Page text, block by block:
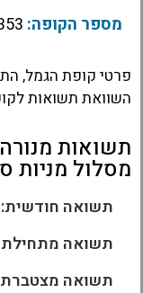
מספר הקופה:
פרטי קופת הגמל,
השוואת תשואות
תשואות
מסלול מניות
תשואה חודשית:
תשואה
תשואה מצטברת 3 שנים: